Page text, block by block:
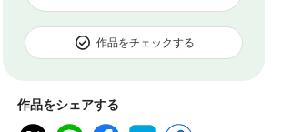
作品をチェックする
作品をシェアする